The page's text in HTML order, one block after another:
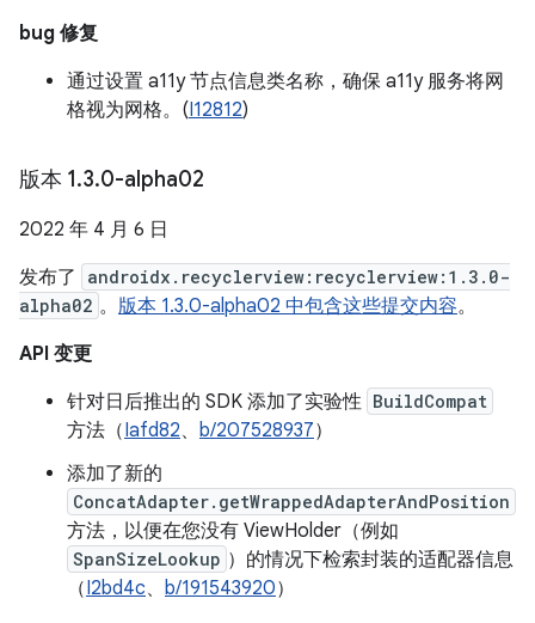
bug 修复
通过设置 a11y 节点信息类名称，确保 a11y 服务将网
格视为网格。(I12812)
版本 1.3.0-alpha02
2022 年 4 月 6 日
发布了
androidx.recyclerview:recyclerview:1.3.0-
alpha02 。 版本 1.3.0-alpha02 中包含这些提交内容。
API 变更
针对日后推出的 SDK 添加了实验性 BuildCompat
方法（Iafd82、 b/207528937）
添加了新的
ConcatAdapter.getWrappedAdapterAndPosition
方法，以便在您没有 ViewHolder（例如
SpanSizeLookup ）的情况下检索封装的适配器信息
（I2bd4c、 b/191543920）